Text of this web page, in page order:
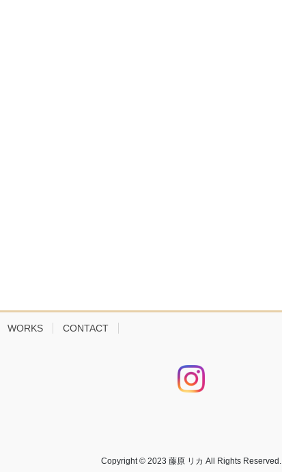
WORKS CONTACT
Copyright © 2023 藤原 リカ All Rights Reserved.